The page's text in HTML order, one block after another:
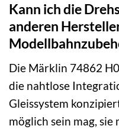
Kann ich die
anderen
Die Märklin 74862
die nahtlose
Gleissystem
möglich sein mag,